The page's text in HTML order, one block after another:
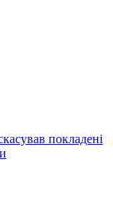
покладені